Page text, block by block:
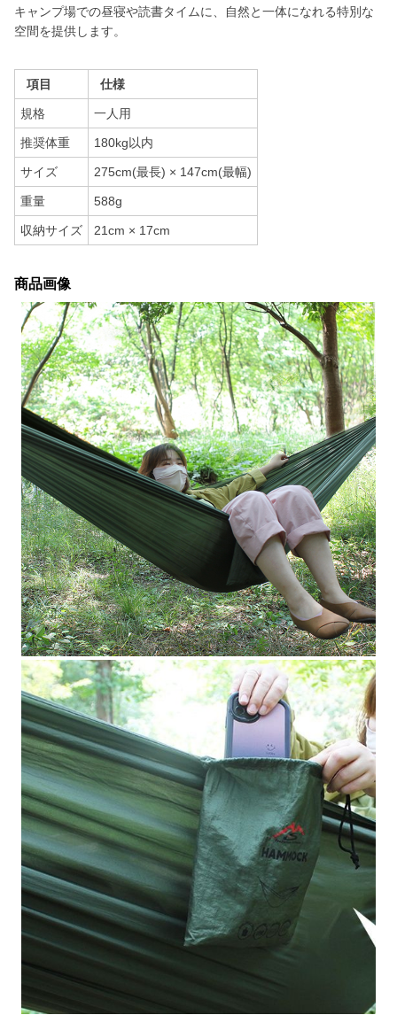
キャンプ場での昼寝や読書タイムに、自然と一体になれる特別な
空間を提供します。
項目 仕様
規格 一人用
推奨体重 180kg以内
サイズ 275cm(最長) × 147cm(最幅)
重量 588g
収納サイズ 21cm × 17cm
商品画像